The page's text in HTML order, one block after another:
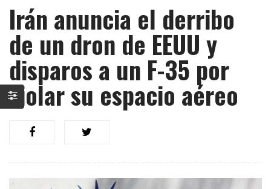
Irán anuncia el derribo
de un dron de EEUU y
disparos a un F-35 por
violar su espacio aéreo